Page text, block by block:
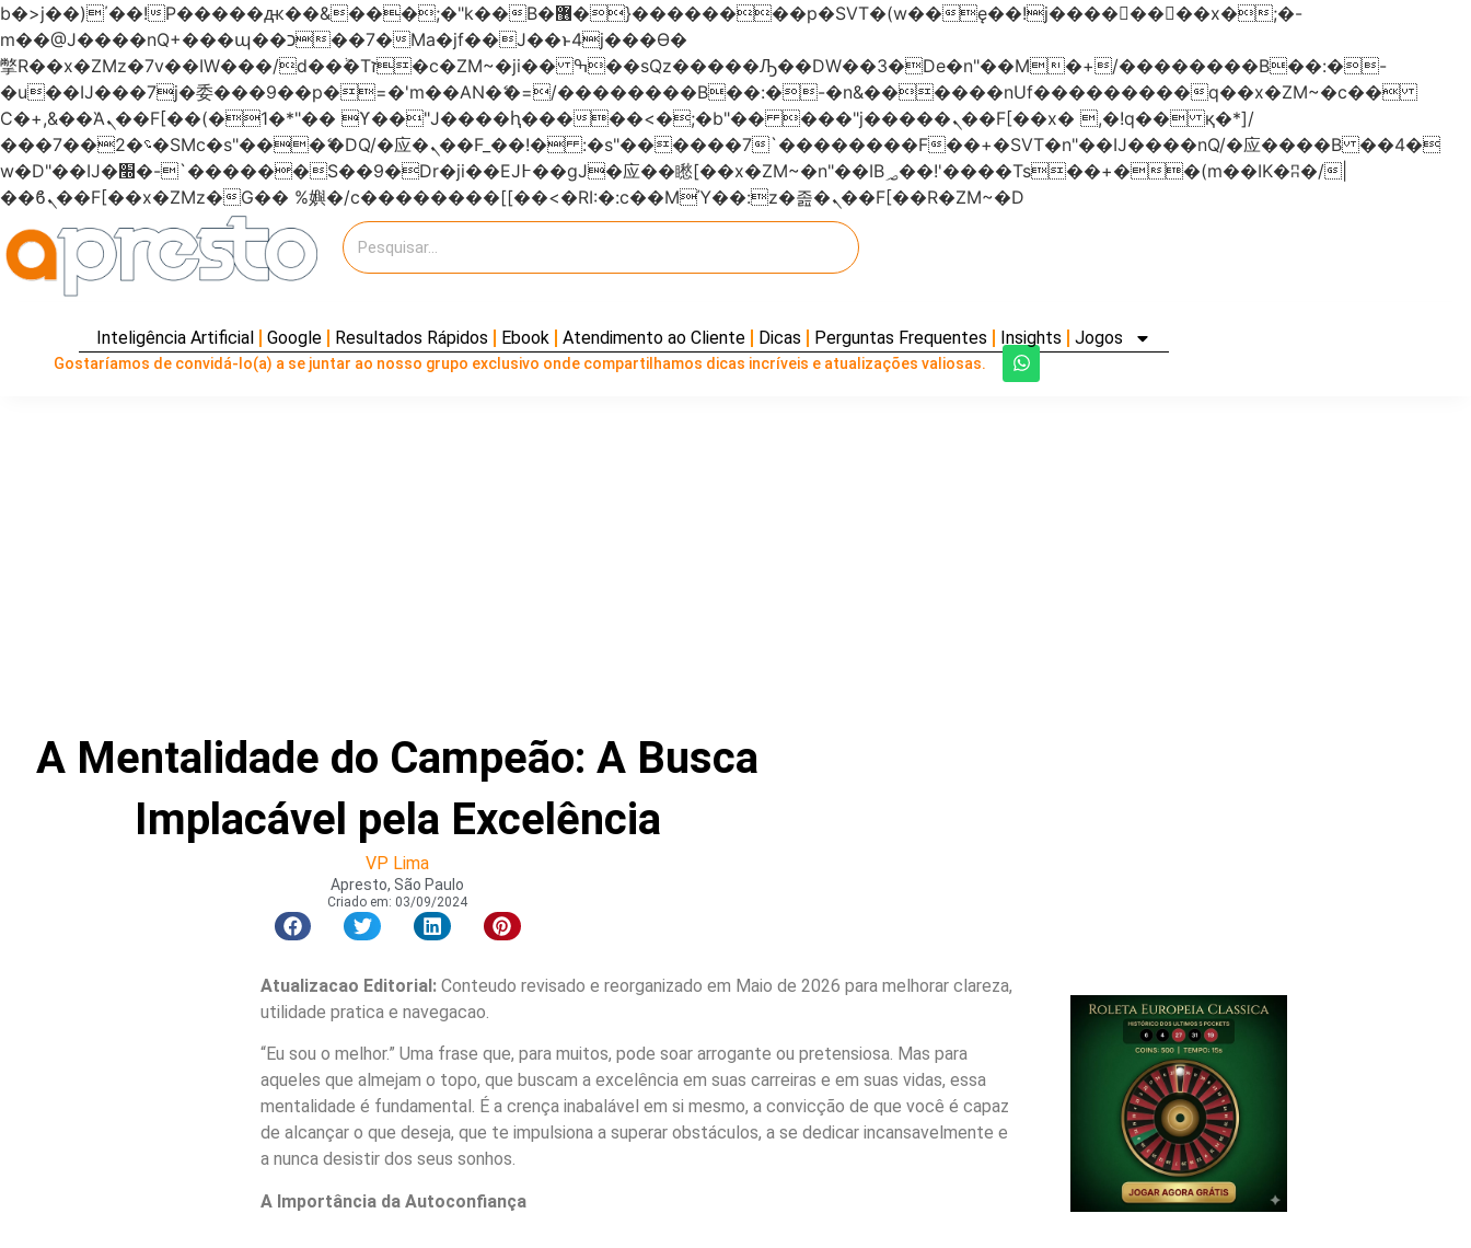
b�>j��)΄��!P�����ԫ��&���;�"k��B�޶�}��������p�SVT�(w��ę��!j��������x�;�-
m��@J����nQ+���պ��כ��7�Ma�jf��J��ͱ4j���Ѳ�
撆R��x�ZMz�7v��IW���/d��ٞ�Тז�c�ZM~�ji�� ߒ��sQz�����Ԡ��DW��3�De�n"��M�+/��������B��:�-
�u��IJ���7j�委���9��p�=�'m��AN�ޭ�=/��������B��:�-�n&������nUf���������q��x�ZM~�c��
Ϲ�+,&��Ὰܢ��F[��(�1�*"�� ϒ��"J����ԧ�����<�;�b"�� ���"j�����ܢ��F[��x� ,�!q�� қ�*]/
���؝�2��7�SMc�s"���ޭ�DQ/�应�ܢ��F_��!� :�s"������7`��������F��+�SVT�n"��IJ����nQ/�应����B ��4�
w�D"��IJ�׭�-`������S��9�Dr�ji��EJ߅��gJ�应��矁[��x�ZM~�n"��IB؃��!'����Тѕ��+��(m��IK�ʭ�/|
��ϐܢ��F[��x�ZMz�G�� %嬩�/c��������[[��<�RI:�:c��MΎ��:z�졾�ܢ��F[��R�ZM~�D
Inteligência Artificial Google Resultados Rápidos Ebook Atendimento ao Cliente Dicas Perguntas Frequentes Insights Jogos
Gostaríamos de convidá-lo(a) a se juntar ao nosso grupo exclusivo onde compartilhamos dicas incríveis e atualizações valiosas.
A Mentalidade do Campeão: A Busca
Implacável pela Excelência
VP Lima
Apresto, São Paulo
Criado em: 03/09/2024
Atualizacao Editorial:Conteudo revisado e reorganizado em Maio de 2026 para melhorar clareza,
utilidade pratica e navegacao.
“Eu sou o melhor.” Uma frase que, para muitos, pode soar arrogante ou pretensiosa. Mas para
aqueles que almejam o topo, que buscam a excelência em suas carreiras e em suas vidas, essa
mentalidade é fundamental. É a crença inabalável em si mesmo, a convicção de que você é capaz
de alcançar o que deseja, que te impulsiona a superar obstáculos, a se dedicar incansavelmente e
a nunca desistir dos seus sonhos.
A Importância da Autoconfiança